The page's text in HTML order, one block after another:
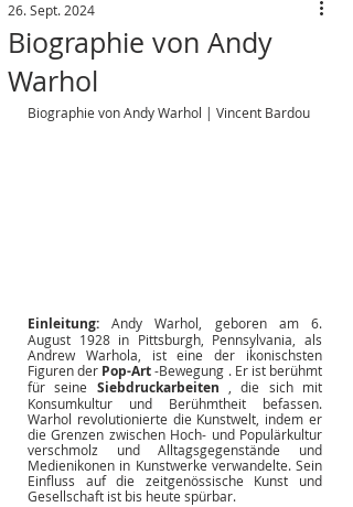
Biographie von Andy
Warhol
26. Sept. 2024
Biographie von Andy Warhol | Vincent Bardou
Einleitung:
Andy Warhol, geboren am 6.
August 1928 in Pittsburgh, Pennsylvania, als
Andrew Warhola, ist eine der ikonischsten
Figuren der Pop-Art -Bewegung . Er ist berühmt
für seine
Siebdruckarbeiten
, die sich mit
Konsumkultur und Berühmtheit befassen.
Warhol revolutionierte die Kunstwelt, indem er
die Grenzen zwischen Hoch- und Populärkultur
verschmolz und Alltagsgegenstände und
Medienikonen in Kunstwerke verwandelte. Sein
Einfluss auf die zeitgenössische Kunst und
Gesellschaft ist bis heute spürbar.